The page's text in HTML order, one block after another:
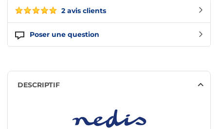
2 avis clients
Poser une question
DESCRIPTIF